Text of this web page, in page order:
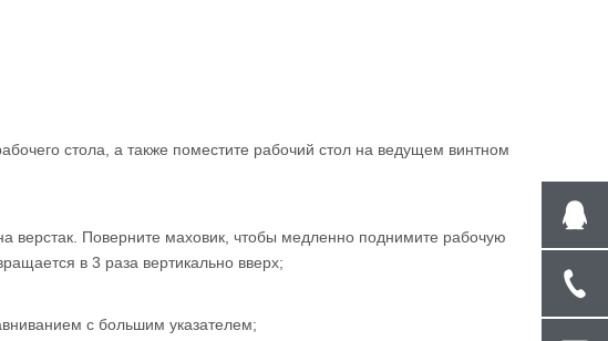
стола, а также поместите рабочий стол на ведущем винтном
верстак. Поверните маховик, чтобы медленно поднимите рабочую
в 3 раза вертикально вверх;
с большим указателем;